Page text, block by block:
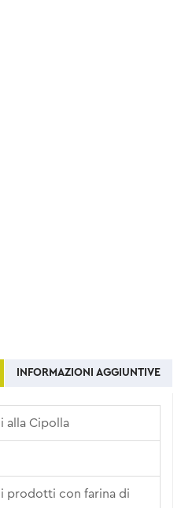
INFORMAZIONI AGGIUNTIVE
alla Cipolla
prodotti con farina di